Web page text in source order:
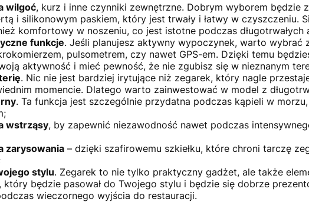
wilgoć, kurz i inne czynniki zewnętrzne. Dobrym wyborem będzie
i silikonowym paskiem, który jest trwały i łatwy w czyszczeniu.
komfortowy w noszeniu, co jest istotne podczas długotrwałych
funkcje. Jeśli planujesz aktywny wypoczynek, warto wybrać
pulsometrem, czy nawet GPS-em. Dzięki temu
aktywność i mieć pewność, że nie zgubisz się w nieznanym
. Nic nie jest bardziej irytujące niż zegarek, który nagle
momencie. Dlatego warto zainwestować w model z
. Ta funkcja jest szczególnie przydatna podczas kąpieli w
wstrząsy, by zapewnić niezawodność nawet podczas
zarysowania – dzięki szafirowemu szkiełku, które chroni tarczę
stylu. Zegarek to nie tylko praktyczny gadżet, ale także
który będzie pasował do Twojego stylu i będzie się dobrze
wieczornego wyjścia do restauracji.